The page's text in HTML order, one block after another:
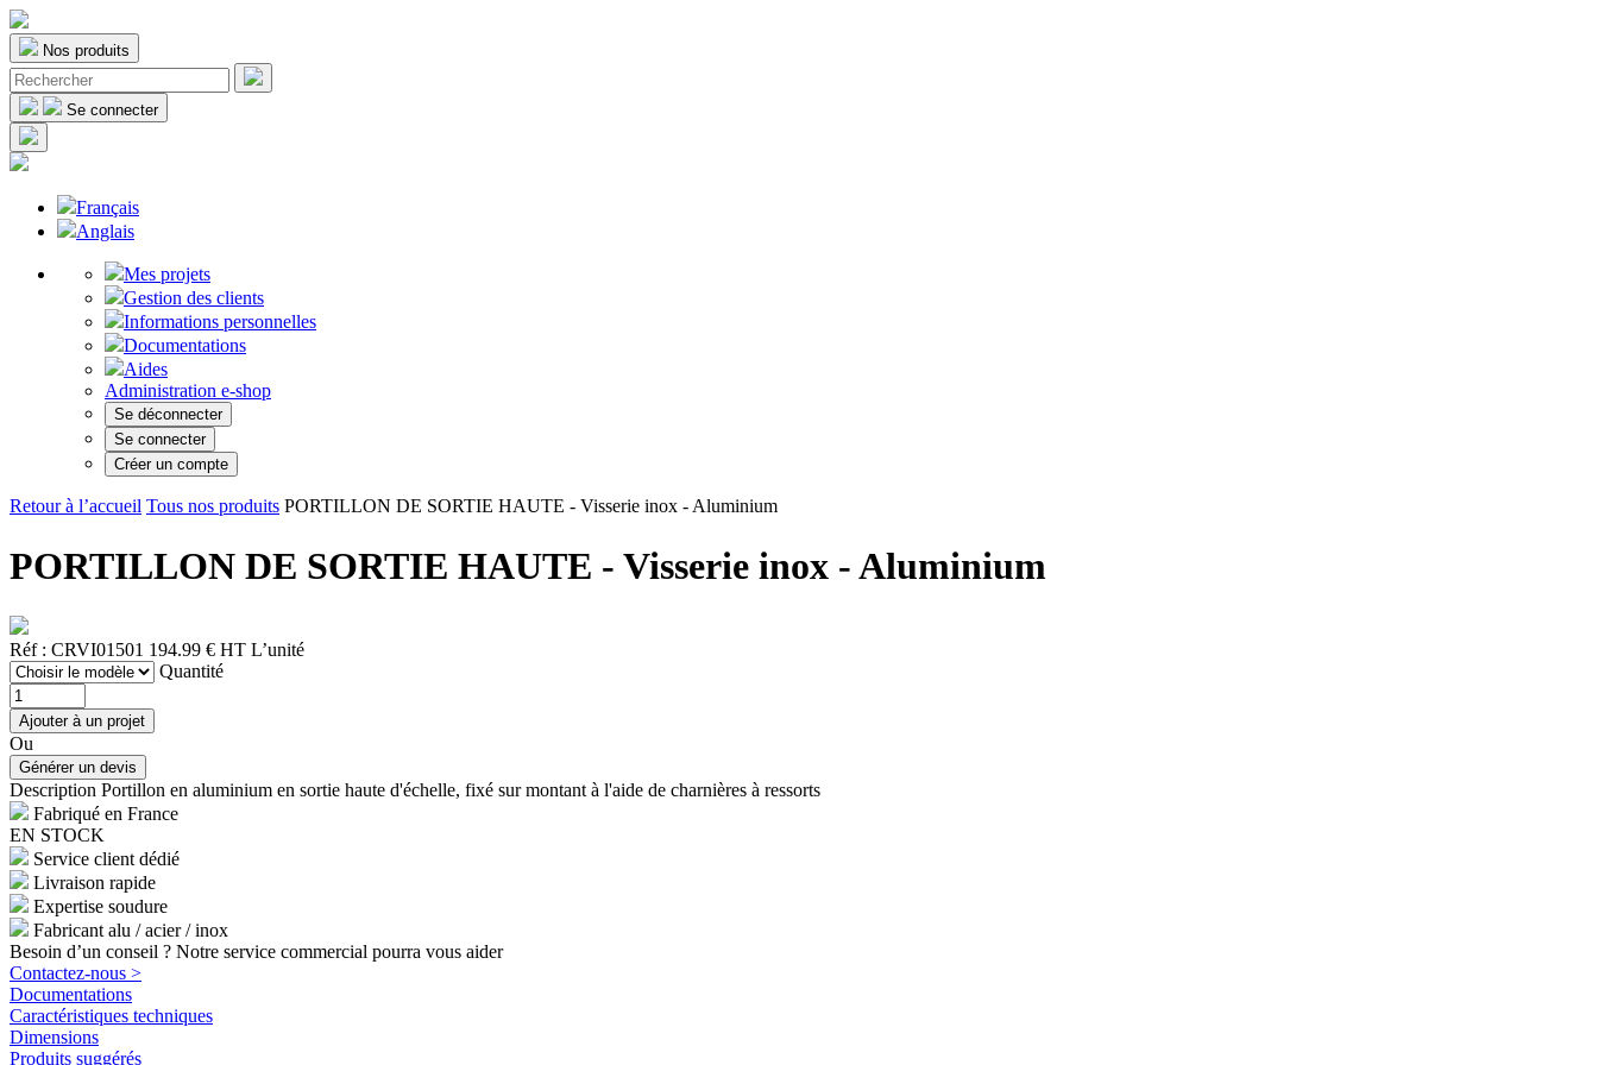
Nos produits
Se connecter
Français
Anglais
Mes projets
Gestion des clients
Informations personnelles
Documentations
Aides
Administration e-shop
Se déconnecter
Se connecter
Créer un compte
Retour à l’accueil Tous nos produits PORTILLON DE SORTIE HAUTE - Visserie inox - Aluminium
PORTILLON DE SORTIE HAUTE - Visserie inox - Aluminium
Réf : CRVI01501 194.99 € HT L’unité
Quantité
Ou
Description Portillon en aluminium en sortie haute d'échelle, fixé sur montant à l'aide de charnières à ressorts
Fabriqué en France
EN STOCK
Service client dédié
Livraison rapide
Expertise soudure
Fabricant alu / acier / inox
Besoin d’un conseil ? Notre service commercial pourra vous aider
Contactez-nous >
Documentations
Caractéristiques techniques
Dimensions
Produits suggérés